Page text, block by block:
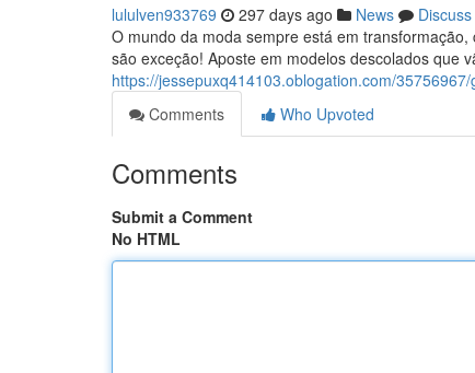
lululven933769 297 days ago News
Discuss
O mundo da moda sempre está em
são exceção! Aposte em modelos descolados que
https://jessepuxq414103.oblogation.com/
Comments
Who Upvoted
Comments
Submit a Comment
No HTML